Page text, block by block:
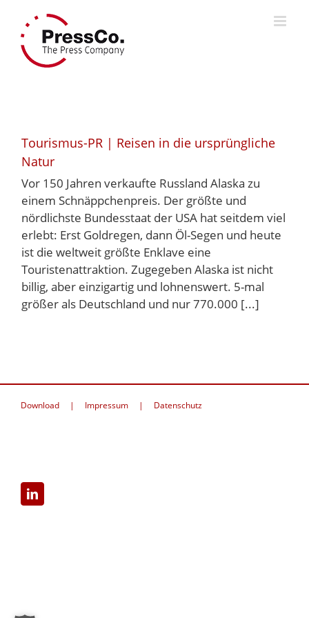
content
Tourismus-PR | Reisen in die ursprüngliche
Natur
Vor 150 Jahren verkaufte Russland Alaska zu
einem Schnäppchenpreis. Der größte und
nördlichste Bundesstaat der USA hat seitdem viel
erlebt: Erst Goldregen, dann Öl-Segen und heute
ist die weltweit größte Enklave eine
Touristenattraktion. Zugegeben Alaska ist nicht
billig, aber einzigartig und lohnenswert. 5-mal
größer als Deutschland und nur 770.000 [...]
Download Impressum Datenschutz